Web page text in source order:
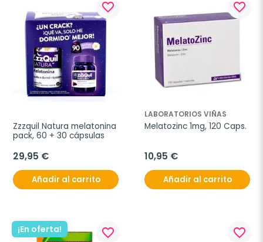
favorite_border
Zzzquil Natura melatonina
pack, 60 + 30 cápsulas
29,95 €
Añadir al carrito
favorite_border
LABORATORIOS VIÑAS
Melatozinc 1mg, 120 Caps.
10,95 €
Añadir al carrito
¡En oferta! favorite_border favorite_border